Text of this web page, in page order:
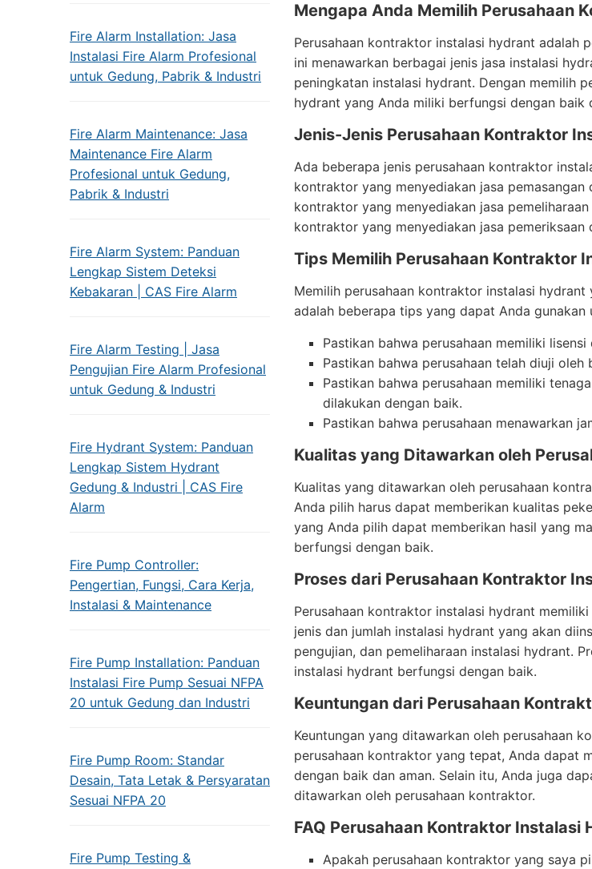
Fire Alarm Installation: Jasa
Instalasi Fire Alarm Profesional
untuk Gedung, Pabrik & Industri
Fire Alarm Maintenance: Jasa
Maintenance Fire Alarm
Profesional untuk Gedung,
Pabrik & Industri
Fire Alarm System: Panduan
Lengkap Sistem Deteksi
Kebakaran | CAS Fire Alarm
Fire Alarm Testing | Jasa
Pengujian Fire Alarm Profesional
untuk Gedung & Industri
Fire Hydrant System: Panduan
Lengkap Sistem Hydrant
Gedung & Industri | CAS Fire
Alarm
Fire Pump Controller:
Pengertian, Fungsi, Cara Kerja,
Instalasi & Maintenance
Fire Pump Installation: Panduan
Instalasi Fire Pump Sesuai NFPA
20 untuk Gedung dan Industri
Fire Pump Room: Standar
Desain, Tata Letak & Persyaratan
Sesuai NFPA 20
Fire Pump Testing &
Mengapa Anda Memilih Perusahaan
Perusahaan kontraktor instalasi hydrant adalah
ini menawarkan berbagai jenis jasa instalasi
peningkatan instalasi hydrant. Dengan memilih
hydrant yang Anda miliki berfungsi dengan baik
Jenis-Jenis Perusahaan Kontraktor
Ada beberapa jenis perusahaan kontraktor
kontraktor yang menyediakan jasa
kontraktor yang menyediakan jasa
kontraktor yang menyediakan jasa pemeriksaan
Tips Memilih Perusahaan Kontraktor
Memilih perusahaan kontraktor instalasi
adalah beberapa tips yang dapat Anda
Pastikan bahwa perusahaan memiliki
Pastikan bahwa perusahaan telah diuji
Pastikan bahwa perusahaan memiliki
dilakukan dengan baik.
Pastikan bahwa perusahaan menawarkan
Kualitas yang Ditawarkan oleh
Kualitas yang ditawarkan oleh perusahaan
Anda pilih harus dapat memberikan kualitas
yang Anda pilih dapat memberikan hasil yang
berfungsi dengan baik.
Proses dari Perusahaan Kontraktor
Perusahaan kontraktor instalasi hydrant
jenis dan jumlah instalasi hydrant yang akan
pengujian, dan pemeliharaan instalasi hydrant.
instalasi hydrant berfungsi dengan baik.
Keuntungan dari Perusahaan
Keuntungan yang ditawarkan oleh perusahaan
perusahaan kontraktor yang tepat, Anda dapat
dengan baik dan aman. Selain itu, Anda juga
ditawarkan oleh perusahaan kontraktor.
FAQ Perusahaan Kontraktor Instalasi
Apakah perusahaan kontraktor yang saya